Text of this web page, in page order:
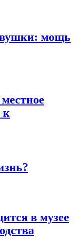
мощь
к
в музее